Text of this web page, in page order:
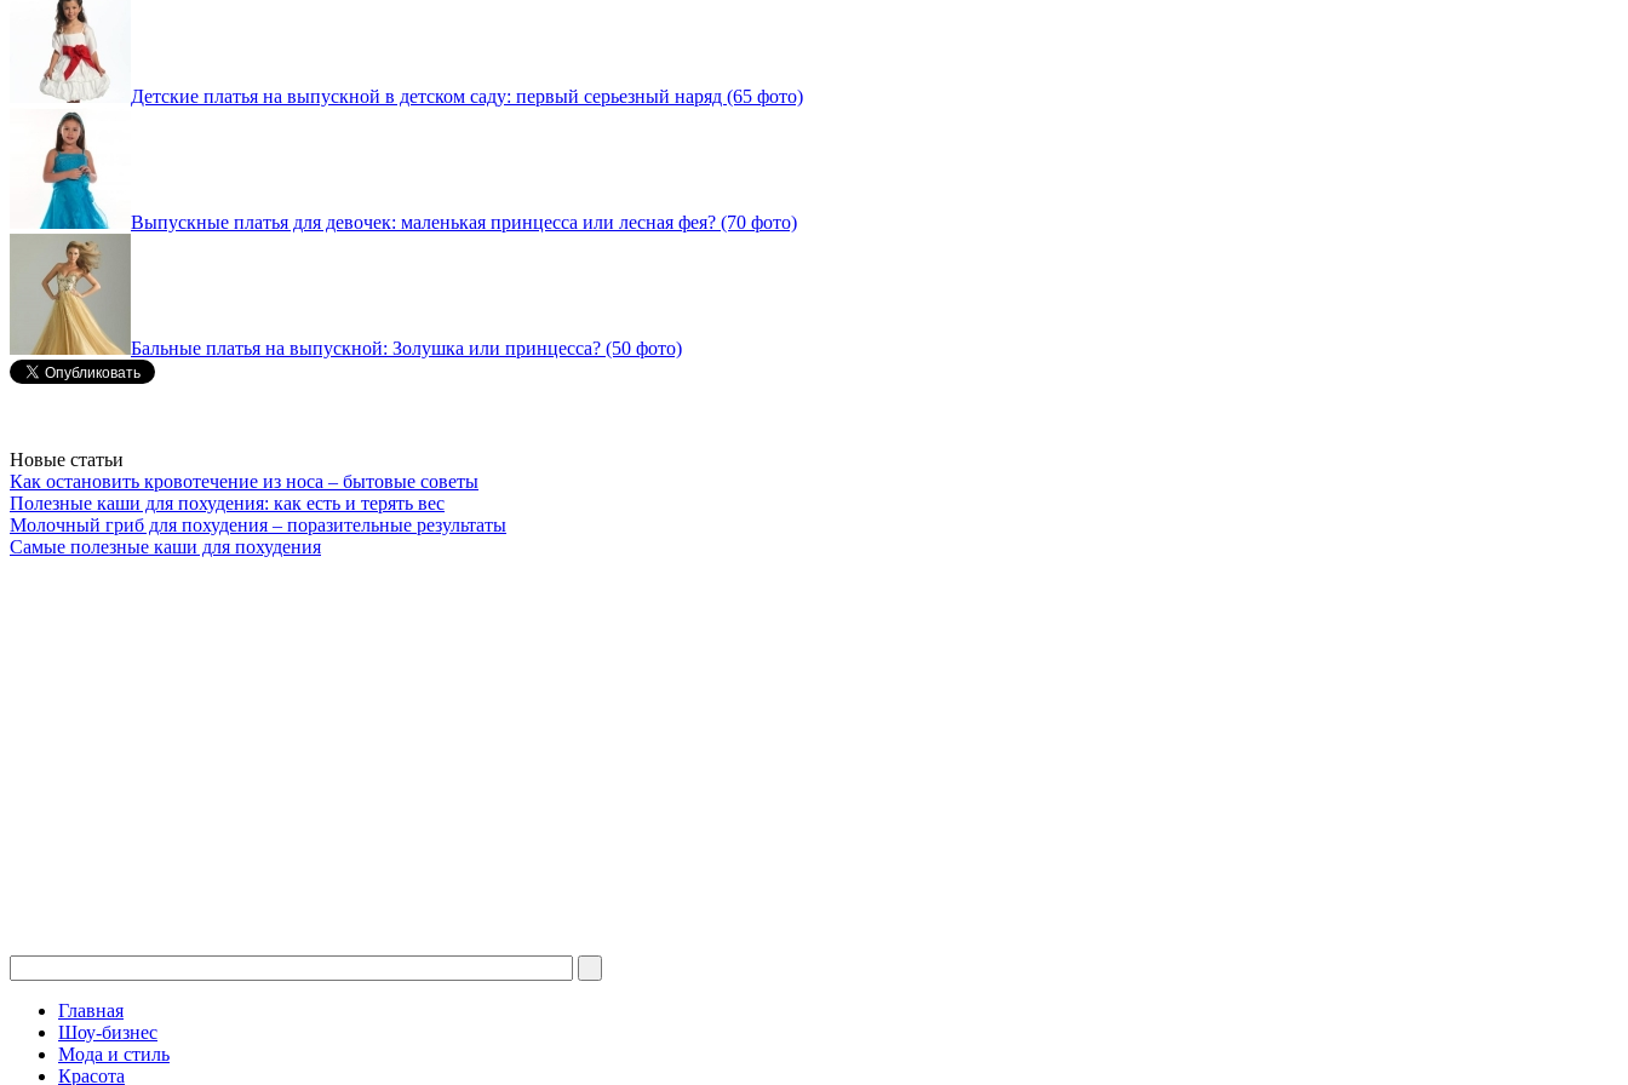
Детские платья на выпускной в детском саду: первый серьезный наряд (65 фото)
Выпускные платья для девочек: маленькая принцесса или лесная фея? (70 фото)
Бальные платья на выпускной: Золушка или принцесса? (50 фото)
Новые статьи
Как остановить кровотечение из носа – бытовые советы
Полезные каши для похудения: как есть и терять вес
Молочный гриб для похудения – поразительные результаты
Самые полезные каши для похудения
Главная
Шоу-бизнес
Мода и стиль
Красота